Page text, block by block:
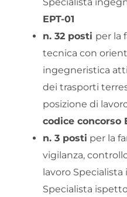
EPT-01
n. 32 posti per la
tecnica con
ingegneristica
dei trasporti
posizione di
codice concorso
n. 3 posti per la
vigilanza,
lavoro
Specialista